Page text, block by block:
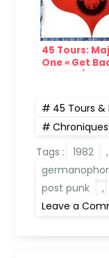
45 Tours:
One « Get
Home » (Pink
45 Tours
Chroniques
Tags :
1982 ,
post punk
,
Leave a